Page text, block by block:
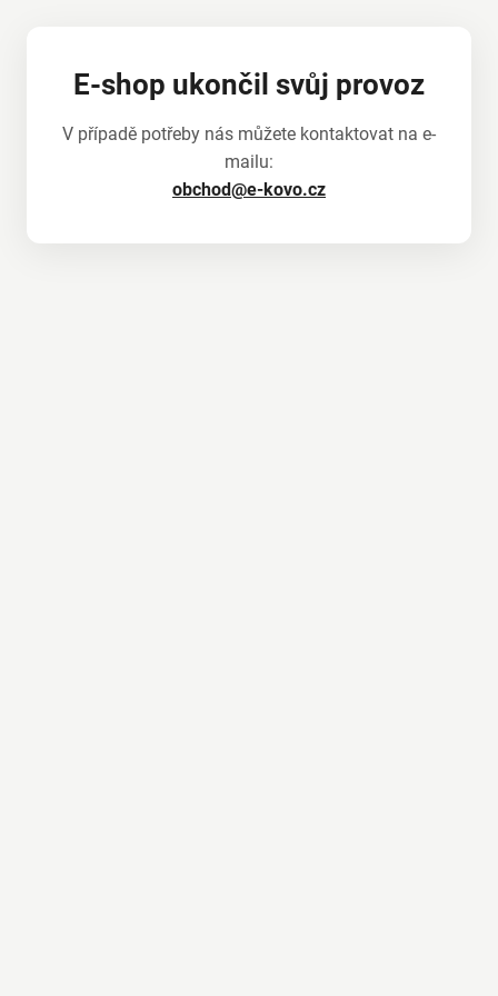
E-shop ukončil svůj provoz
V případě potřeby nás můžete kontaktovat na e-
mailu:
obchod@e-kovo.cz